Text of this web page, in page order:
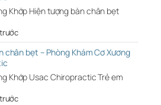
Khớp Hiện tượng bàn chân bẹt
chân bẹt – Phòng Khám Cơ Xương
Khớp Usac Chiropractic Trẻ em